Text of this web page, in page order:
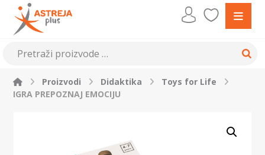
Proizvodi Didaktika
Toys for Life
IGRA PREPOZNAJ EMOCIJU